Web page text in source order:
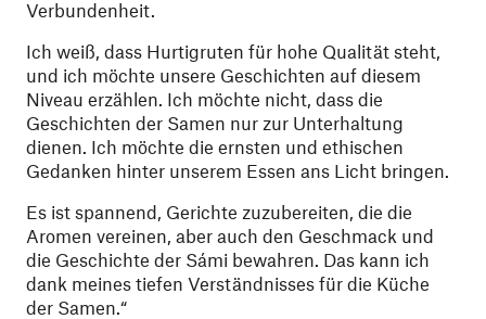
Verbundenheit.
Ich weiß, dass Hurtigruten für hohe Qualität steht,
und ich möchte unsere Geschichten auf diesem
Niveau erzählen. Ich möchte nicht, dass die
Geschichten der Samen nur zur Unterhaltung
dienen. Ich möchte die ernsten und ethischen
Gedanken hinter unserem Essen ans Licht bringen.
Es ist spannend, Gerichte zuzubereiten, die die
Aromen vereinen, aber auch den Geschmack und
die Geschichte der Sámi bewahren. Das kann ich
dank meines tiefen Verständnisses für die Küche
der Samen.“